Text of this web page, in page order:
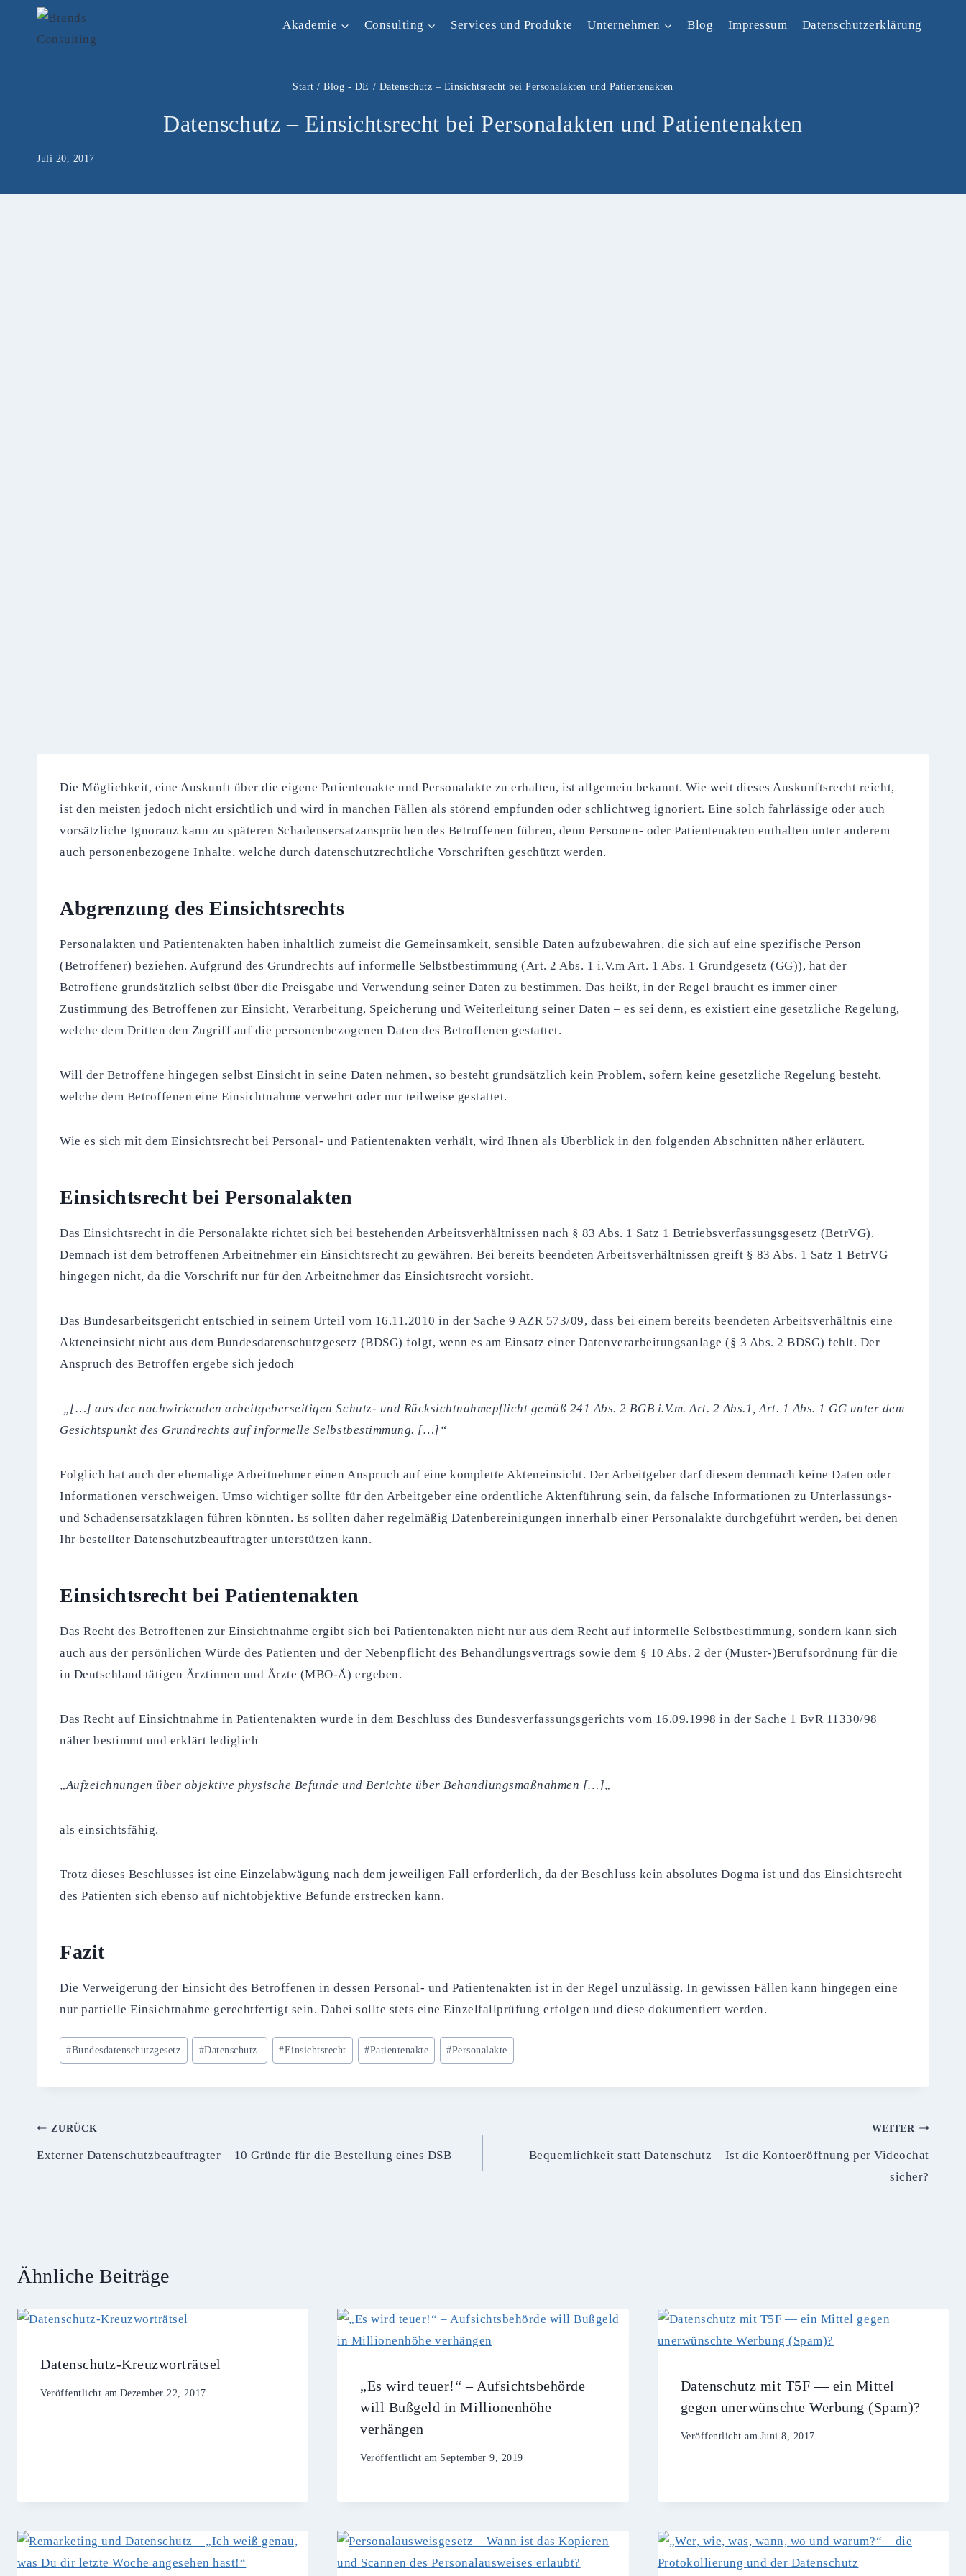
Akademie Consulting Services und Produkte Unternehmen Blog Impressum Datenschutzerklärung
Start / Blog - DE / Datenschutz – Einsichtsrecht bei Personalakten und Patientenakten
Datenschutz – Einsichtsrecht bei Personalakten und Patientenakten
Juli 20, 2017
Die Möglichkeit, eine Auskunft über die eigene Patientenakte und Personalakte zu erhalten, ist allgemein bekannt. Wie weit dieses Auskunftsrecht reicht,
ist den meisten jedoch nicht ersichtlich und wird in manchen Fällen als störend empfunden oder schlichtweg ignoriert. Eine solch fahrlässige oder auch
vorsätzliche Ignoranz kann zu späteren Schadensersatzansprüchen des Betroffenen führen, denn Personen- oder Patientenakten enthalten unter anderem
auch personenbezogene Inhalte, welche durch datenschutzrechtliche Vorschriften geschützt werden.
Abgrenzung des Einsichtsrechts
Personalakten und Patientenakten haben inhaltlich zumeist die Gemeinsamkeit, sensible Daten aufzubewahren, die sich auf eine spezifische Person
(Betroffener) beziehen. Aufgrund des Grundrechts auf informelle Selbstbestimmung (Art. 2 Abs. 1 i.V.m Art. 1 Abs. 1 Grundgesetz (GG)), hat der
Betroffene grundsätzlich selbst über die Preisgabe und Verwendung seiner Daten zu bestimmen. Das heißt, in der Regel braucht es immer einer
Zustimmung des Betroffenen zur Einsicht, Verarbeitung, Speicherung und Weiterleitung seiner Daten – es sei denn, es existiert eine gesetzliche Regelung,
welche dem Dritten den Zugriff auf die personenbezogenen Daten des Betroffenen gestattet.
Will der Betroffene hingegen selbst Einsicht in seine Daten nehmen, so besteht grundsätzlich kein Problem, sofern keine gesetzliche Regelung besteht,
welche dem Betroffenen eine Einsichtnahme verwehrt oder nur teilweise gestattet.
Wie es sich mit dem Einsichtsrecht bei Personal- und Patientenakten verhält, wird Ihnen als Überblick in den folgenden Abschnitten näher erläutert.
Einsichtsrecht bei Personalakten
Das Einsichtsrecht in die Personalakte richtet sich bei bestehenden Arbeitsverhältnissen nach § 83 Abs. 1 Satz 1 Betriebsverfassungsgesetz (BetrVG).
Demnach ist dem betroffenen Arbeitnehmer ein Einsichtsrecht zu gewähren. Bei bereits beendeten Arbeitsverhältnissen greift § 83 Abs. 1 Satz 1 BetrVG
hingegen nicht, da die Vorschrift nur für den Arbeitnehmer das Einsichtsrecht vorsieht.
Das Bundesarbeitsgericht entschied in seinem Urteil vom 16.11.2010 in der Sache 9 AZR 573/09, dass bei einem bereits beendeten Arbeitsverhältnis eine
Akteneinsicht nicht aus dem Bundesdatenschutzgesetz (BDSG) folgt, wenn es am Einsatz einer Datenverarbeitungsanlage (§ 3 Abs. 2 BDSG) fehlt. Der
Anspruch des Betroffen ergebe sich jedoch
„[…] aus der nachwirkenden arbeitgeberseitigen Schutz- und Rücksichtnahmepflicht gemäß 241 Abs. 2 BGB i.V.m. Art. 2 Abs.1, Art. 1 Abs. 1 GG unter dem
Gesichtspunkt des Grundrechts auf informelle Selbstbestimmung. […]“
Folglich hat auch der ehemalige Arbeitnehmer einen Anspruch auf eine komplette Akteneinsicht. Der Arbeitgeber darf diesem demnach keine Daten oder
Informationen verschweigen. Umso wichtiger sollte für den Arbeitgeber eine ordentliche Aktenführung sein, da falsche Informationen zu Unterlassungs-
und Schadensersatzklagen führen könnten. Es sollten daher regelmäßig Datenbereinigungen innerhalb einer Personalakte durchgeführt werden, bei denen
Ihr bestellter Datenschutzbeauftragter unterstützen kann.
Einsichtsrecht bei Patientenakten
Das Recht des Betroffenen zur Einsichtnahme ergibt sich bei Patientenakten nicht nur aus dem Recht auf informelle Selbstbestimmung, sondern kann sich
auch aus der persönlichen Würde des Patienten und der Nebenpflicht des Behandlungsvertrags sowie dem § 10 Abs. 2 der (Muster-)Berufsordnung für die
in Deutschland tätigen Ärztinnen und Ärzte (MBO-Ä) ergeben.
Das Recht auf Einsichtnahme in Patientenakten wurde in dem Beschluss des Bundesverfassungsgerichts vom 16.09.1998 in der Sache 1 BvR 11330/98
näher bestimmt und erklärt lediglich
„Aufzeichnungen über objektive physische Befunde und Berichte über Behandlungsmaßnahmen […]„
als einsichtsfähig.
Trotz dieses Beschlusses ist eine Einzelabwägung nach dem jeweiligen Fall erforderlich, da der Beschluss kein absolutes Dogma ist und das Einsichtsrecht
des Patienten sich ebenso auf nichtobjektive Befunde erstrecken kann.
Fazit
Die Verweigerung der Einsicht des Betroffenen in dessen Personal- und Patientenakten ist in der Regel unzulässig. In gewissen Fällen kann hingegen eine
nur partielle Einsichtnahme gerechtfertigt sein. Dabei sollte stets eine Einzelfallprüfung erfolgen und diese dokumentiert werden.
Schlagworte:
#Bundesdatenschutzgesetz #Datenschutz- #Einsichtsrecht #Patientenakte #Personalakte
Beitragsnavigation
ZURÜCK
Externer Datenschutzbeauftragter – 10 Gründe für die Bestellung eines DSB
WEITER
Bequemlichkeit statt Datenschutz – Ist die Kontoeröffnung per Videochat
sicher?
Ähnliche Beiträge
Datenschutz-Kreuzworträtsel
Veröffentlicht am Dezember 22, 2017
„Es wird teuer!“ – Aufsichtsbehörde
will Bußgeld in Millionenhöhe
verhängen
Veröffentlicht am September 9, 2019
Datenschutz mit T5F — ein Mittel
gegen unerwünschte Werbung (Spam)?
Veröffentlicht am Juni 8, 2017